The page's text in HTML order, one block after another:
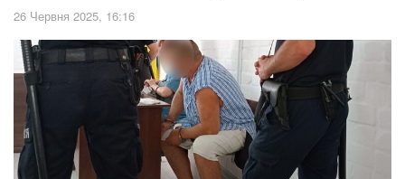
26 Червня 2025, 16:16